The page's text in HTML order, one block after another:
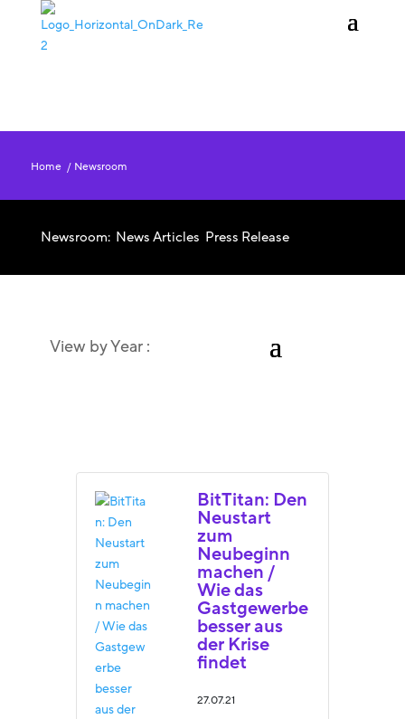
Home / Newsroom
Newsroom: News Articles Press Release
View by Year :
BitTitan: Den
Neustart
zum
Neubeginn
machen /
Wie das
Gastgewerbe
besser aus
der Krise
findet
27.07.21